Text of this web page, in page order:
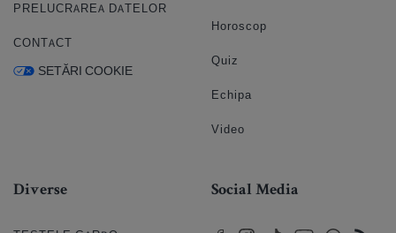
PRELUCRAREA DATELOR
CONTACT
SETĂRI COOKIE
Horoscop
Quiz
Echipa
Video
Diverse Social Media